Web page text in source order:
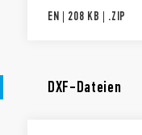
EN | 208 KB | .ZIP
DXF-Dateien